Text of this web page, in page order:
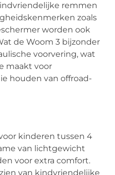
remmen
zoals
worden ook
de Woom 3 bijzonder
voorvering, wat
maakt voor
houden van offroad-
kinderen tussen 4
van lichtgewicht
voor extra comfort.
van kindvriendelijke